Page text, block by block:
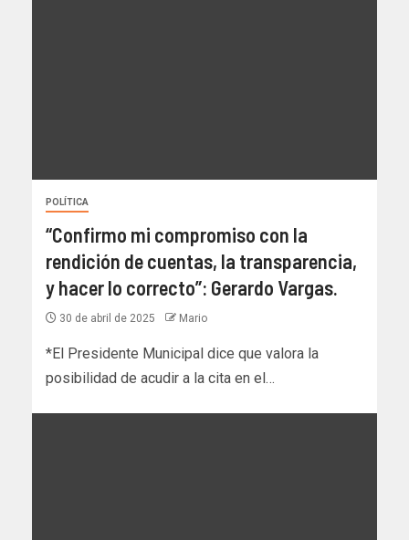
POLÍTICA
“Confirmo mi compromiso con la
rendición de cuentas, la transparencia,
y hacer lo correcto”: Gerardo Vargas.
30 de abril de 2025 Mario
*El Presidente Municipal dice que valora la
posibilidad de acudir a la cita en el…